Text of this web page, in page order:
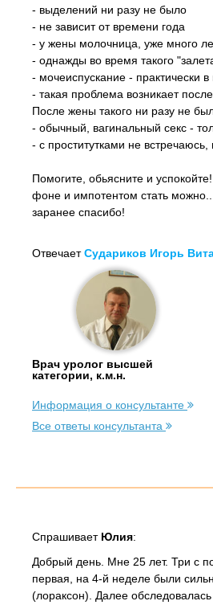
- выделений ни разу не было
- не зависит от времени года
- у жены молочница, уже много
- однажды во время такого
- мочеиспускание - практически
- такая проблема возникает
После жены такого ни разу не
- обычный, вагинальный секс -
- с проститутками не
Помогите, обьясните и
фоне и импотентом стать
заранее спасибо!
ОтвечаетСудариков Игорь
Врач уролог высшей
категории, к.м.н.
Информация о консультанте
Все ответы консультанта
Спрашивает Юлия:
Добрый день. Мне 25 лет. Три с
первая, на 4-й неделе были
(лораксон). Далее